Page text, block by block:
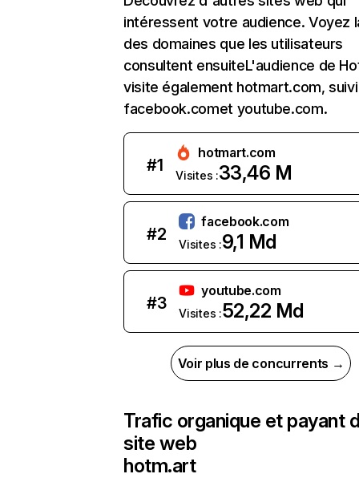
intéressent votre audience. Voyez
des domaines que les utilisateurs
consultent ensuiteL'audience de
visite également hotmart.com,
facebook.comet youtube.com.
#1
hotmart.com
Visites :33,46 M
#2
facebook.com
Visites :9,1 Md
#3
youtube.com
Visites :52,22 Md
Voir plus de concurrents →
Trafic organique et payant
site web
hotm.art